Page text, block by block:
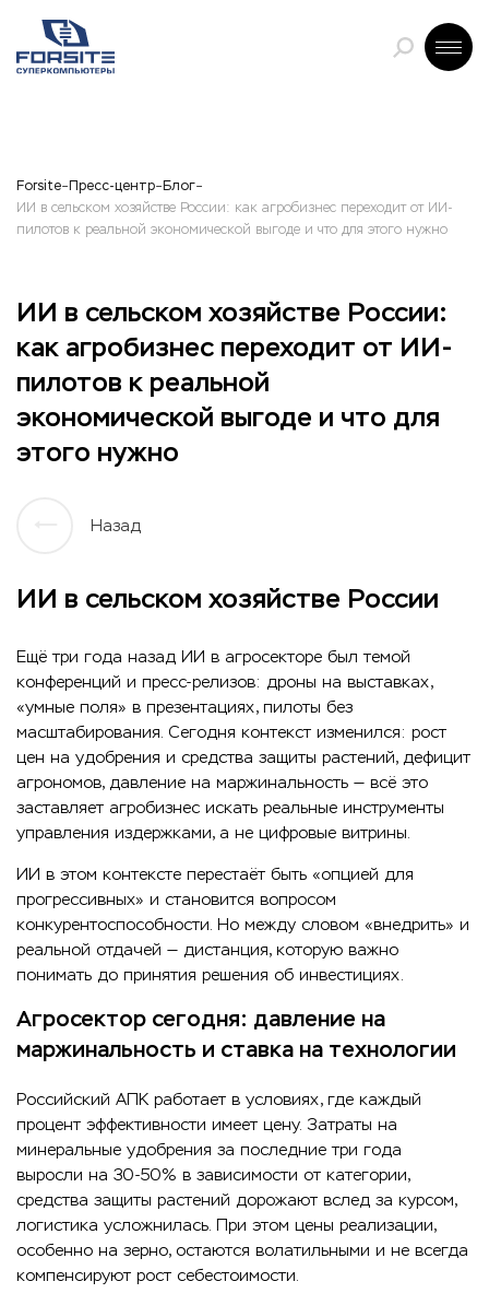
Forsite Пресс-центр Блог
ИИ в сельском хозяйстве России: как агробизнес переходит от ИИ-
пилотов к реальной экономической выгоде и что для этого нужно
ИИ в сельском хозяйстве России:
как агробизнес переходит от ИИ-
пилотов к реальной
экономической выгоде и что для
этого нужно
Назад
ИИ в сельском хозяйстве России
Ещё три года назад ИИ в агросекторе был темой
конференций и пресс-релизов: дроны на выставках,
«умные поля» в презентациях, пилоты без
масштабирования. Сегодня контекст изменился: рост
цен на удобрения и средства защиты растений, дефицит
агрономов, давление на маржинальность — всё это
заставляет агробизнес искать реальные инструменты
управления издержками, а не цифровые витрины.
ИИ в этом контексте перестаёт быть «опцией для
прогрессивных» и становится вопросом
конкурентоспособности. Но между словом «внедрить» и
реальной отдачей — дистанция, которую важно
понимать до принятия решения об инвестициях.
Агросектор сегодня: давление на
маржинальность и ставка на технологии
Российский АПК работает в условиях, где каждый
процент эффективности имеет цену. Затраты на
минеральные удобрения за последние три года
выросли на 30-50% в зависимости от категории,
средства защиты растений дорожают вслед за курсом,
логистика усложнилась. При этом цены реализации,
особенно на зерно, остаются волатильными и не всегда
компенсируют рост себестоимости.